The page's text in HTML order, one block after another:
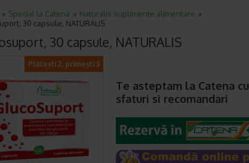
Special la Catena
Naturalis suplimente alimentare
30 capsule, NATURALIS
30 capsule, NATURALIS
Plătești 2, primești 3
Te asteptam la Catena cu
sfaturi si recomandari